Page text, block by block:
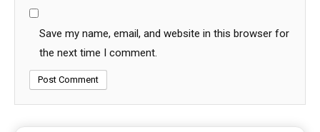
Save my name, email, and website in this browser for
the next time I comment.